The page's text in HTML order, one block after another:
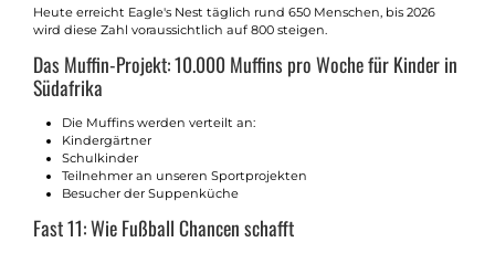
Heute erreicht Eagle's Nest täglich rund 650 Menschen, bis 2026
wird diese Zahl voraussichtlich auf 800 steigen.
Das Muffin-Projekt: 10.000 Muffins pro Woche für Kinder in
Südafrika
Die Muffins werden verteilt an:
Kindergärtner
Schulkinder
Teilnehmer an unseren Sportprojekten
Besucher der Suppenküche
Fast 11: Wie Fußball Chancen schafft